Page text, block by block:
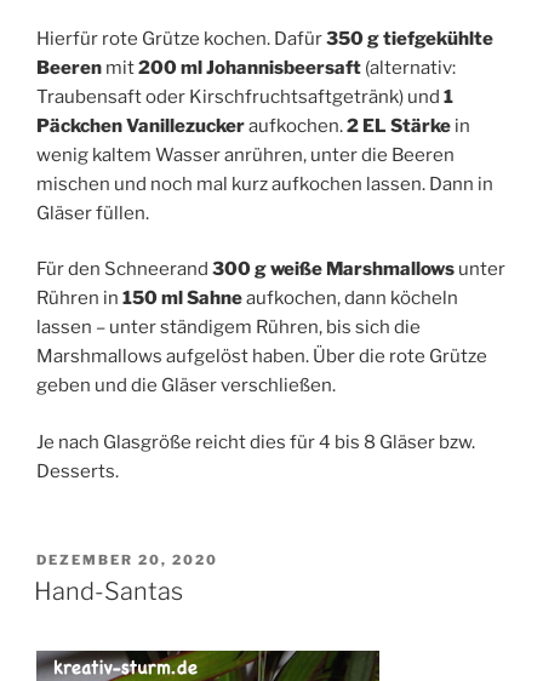
Hierfür rote Grütze kochen. Dafür350 g tiefgekühlte
Beeren mit200 ml Johannisbeersaft (alternativ:
Traubensaft oder Kirschfruchtsaftgetränk) und 1
Päckchen Vanillezuckeraufkochen.2 EL Stärke in
wenig kaltem Wasser anrühren, unter die Beeren
mischen und noch mal kurz aufkochen lassen. Dann in
Gläser füllen.
Für den Schneerand 300 g weiße Marshmallows unter
Rühren in 150 ml Sahneaufkochen, dann köcheln
lassen – unter ständigem Rühren, bis sich die
Marshmallows aufgelöst haben. Über die rote Grütze
geben und die Gläser verschließen.
Je nach Glasgröße reicht dies für 4 bis 8 Gläser bzw.
Desserts.
VERÖFFENTLICHT
AM
DEZEMBER 20, 2020
Hand-Santas